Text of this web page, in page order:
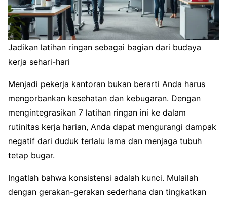
Jadikan latihan ringan sebagai bagian dari budaya
kerja sehari-hari
Menjadi pekerja kantoran bukan berarti Anda harus
mengorbankan kesehatan dan kebugaran. Dengan
mengintegrasikan 7 latihan ringan ini ke dalam
rutinitas kerja harian, Anda dapat mengurangi dampak
negatif dari duduk terlalu lama dan menjaga tubuh
tetap bugar.
Ingatlah bahwa konsistensi adalah kunci. Mulailah
dengan gerakan-gerakan sederhana dan tingkatkan